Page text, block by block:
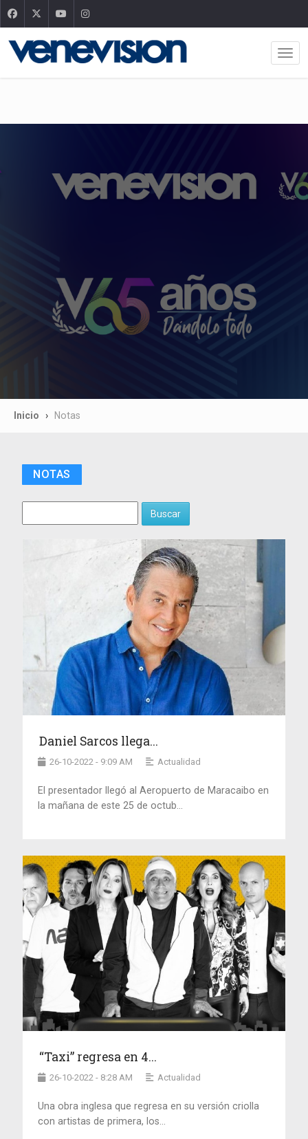
Inicio Notas
NOTAS
Buscar
Daniel Sarcos llega...
26-10-2022 - 9:09 AM Actualidad
El presentador llegó al Aeropuerto de Maracaibo en
la mañana de este 25 de octub...
“Taxi” regresa en 4...
26-10-2022 - 8:28 AM Actualidad
Una obra inglesa que regresa en su versión criolla
con artistas de primera, los...